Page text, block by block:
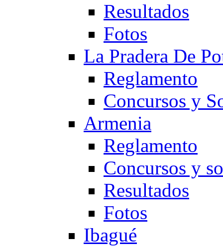
Resultados
Fotos
La Pradera De
Reglamento
Concursos y
Armenia
Reglamento
Concursos y
Resultados
Fotos
Ibagué